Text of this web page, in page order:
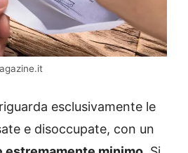
esclusivamente le
e disoccupate, con un